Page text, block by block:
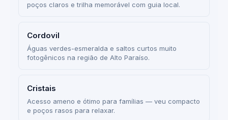
poços claros e trilha memorável com guia local.
Cordovil
Águas verdes-esmeralda e saltos curtos muito
fotogênicos na região de Alto Paraíso.
Cristais
Acesso ameno e ótimo para famílias — veu compacto
e poços rasos para relaxar.